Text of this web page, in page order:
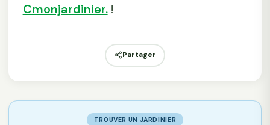
Cmonjardinier.!
Partager
TROUVER UN JARDINIER